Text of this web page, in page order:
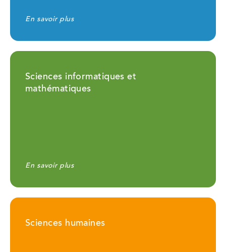
En savoir plus
Sciences informatiques et
mathématiques
En savoir plus
Sciences humaines